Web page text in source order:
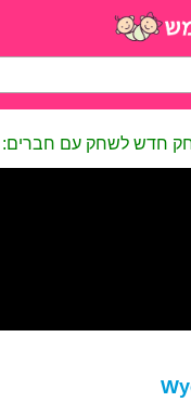
חדש לשחק עם חברים: